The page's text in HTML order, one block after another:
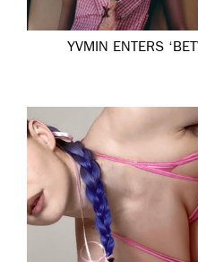
YVMIN ENTERS